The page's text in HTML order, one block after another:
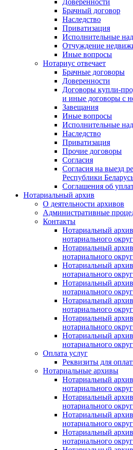
Брачный договор
Наследство
Приватизация
Исполнительные
Отчуждение
Иные вопросы
Нотариус отвечает
Брачные договоры
Доверенности
Договоры купли-
и иные договоры с
Завещания
Иные вопросы
Исполнительные
Наследство
Приватизация
Прочие договоры
Согласия
Согласия на выезд
Республики
Соглашения об
Нотариальный архив
О деятельности архивов
Административные
Контакты
Нотариальный
нотариального
Нотариальный
нотариального
Нотариальный
нотариального
Нотариальный
нотариального
Нотариальный
нотариального
Нотариальный
нотариального
Нотариальный
нотариального
Оплата услуг
Реквизиты для
Нотариальные архивы
Нотариальный
нотариального
Нотариальный
нотариального
Нотариальный
нотариального
Нотариальный
нотариального